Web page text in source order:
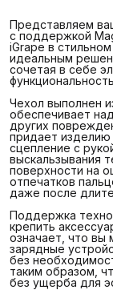
Представляем
с поддержкой
iGrape в
идеальным
сочетая в себе
Чехол выполнен
обеспечивает
других
придает изделию
сцепление с
выскальзывания
поверхности на
отпечатков
даже после
Поддержка
крепить
означает, что вы
зарядные
без
таким образом,
без ущерба для